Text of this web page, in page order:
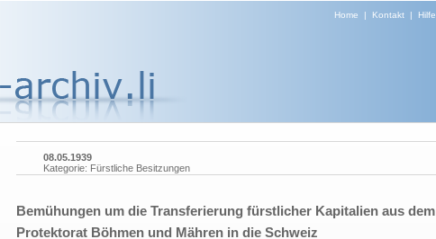
Home | Kontakt| Hilfe
08.05.1939
Kategorie: Fürstliche Besitzungen
Bemühungen um die Transferierung fürstlicher Kapitalien aus dem
Protektorat Böhmen und Mähren in die Schweiz